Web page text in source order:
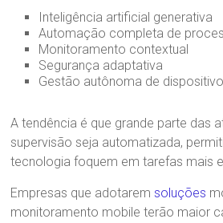
Inteligência artificial generativa
Automação completa de
Monitoramento contextual
Segurança adaptativa
Gestão autônoma de
A tendência é que grande parte das
supervisão seja automatizada,
tecnologia foquem em tarefas mais
Empresas que adotaremsoluções
monitoramento mobile terão maior